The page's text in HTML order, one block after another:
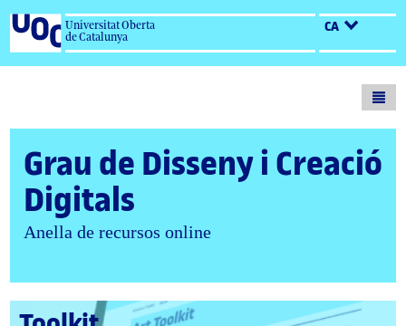
Universitat Oberta
de Catalunya
CA
Grau de Disseny i Creació
Digitals
Anella de recursos online